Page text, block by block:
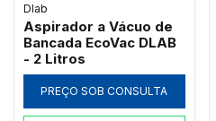
Dlab
Aspirador a Vácuo de
Bancada EcoVac DLAB
- 2 Litros
PREÇO SOB CONSULTA